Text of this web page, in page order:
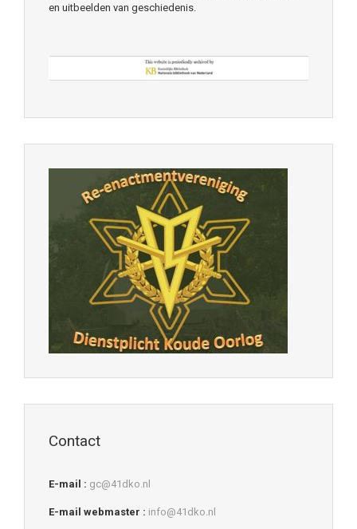
en uitbeelden van geschiedenis.
Contact
E-mail : gc@41dko.nl
E-mail webmaster : info@41dko.nl